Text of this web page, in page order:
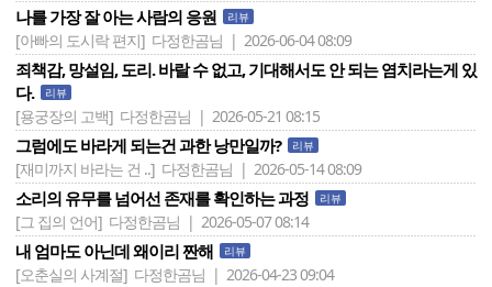
나를 가장 잘 아는 사람의 응원 리뷰
[아빠의 도시락 편지] 다정한곰님 | 2026-06-04 08:09
죄책감, 망설임, 도리. 바랄 수 없고, 기대해서도 안 되는 염치라는게 있
다.
리뷰
[용궁장의 고백] 다정한곰님 | 2026-05-21 08:15
그럼에도 바라게 되는건 과한 낭만일까? 리뷰
[재미까지 바라는 건 ..] 다정한곰님 | 2026-05-14 08:09
소리의 유무를 넘어선 존재를 확인하는 과정 리뷰
[그 집의 언어] 다정한곰님 | 2026-05-07 08:14
내 엄마도 아닌데 왜이리 짠해 리뷰
[오춘실의 사계절] 다정한곰님 | 2026-04-23 09:04